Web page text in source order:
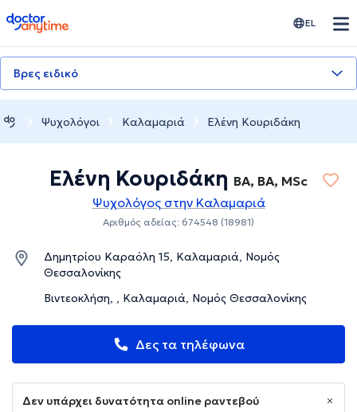
doctoranytime EL
Βρες ειδικό
Ψυχολόγοι Καλαμαριά Ελένη Κουριδάκη
Ελένη Κουριδάκη BA, BA, MSc
Ψυχολόγος στην Καλαμαριά
Αριθμός αδείας: 674548 (18981)
Δημητρίου Καραόλη 15, Καλαμαριά, Νομός
Θεσσαλονίκης
Βιντεοκλήση, , Καλαμαριά, Νομός Θεσσαλονίκης
Δες τα τηλέφωνα
Δεν υπάρχει δυνατότητα online ραντεβού